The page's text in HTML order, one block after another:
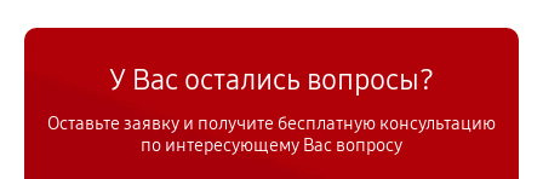
У Вас остались вопросы?
Оставьте заявку и получите бесплатную консультацию
по интересующему Вас вопросу